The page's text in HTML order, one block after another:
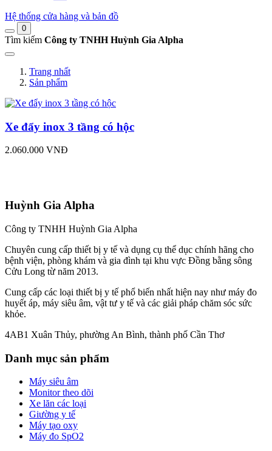
Hệ thống cửa hàng và bản đồ
0
Tìm kiếm Công ty TNHH Huỳnh Gia Alpha
Trang nhất
Sản phẩm
Xe đẩy inox 3 tầng có hộc
2.060.000 VNĐ
Huỳnh Gia Alpha
Công ty TNHH Huỳnh Gia Alpha
Chuyên cung cấp thiết bị y tế và dụng cụ thể dục chính hãng cho
bệnh viện, phòng khám và gia đình tại khu vực Đồng bằng sông
Cửu Long từ năm 2013.
Cung cấp các loại thiết bị y tế phổ biến nhất hiện nay như máy đo
huyết áp, máy siêu âm, vật tư y tế và các giải pháp chăm sóc sức
khỏe.
4AB1 Xuân Thủy, phường An Bình, thành phố Cần Thơ
Danh mục sản phẩm
Máy siêu âm
Monitor theo dõi
Xe lăn các loại
Giường y tế
Máy tạo oxy
Máy đo SpO2